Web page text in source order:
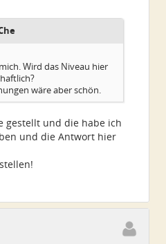
Wird das Niveau hier
wäre aber schön.
gestellt und die habe ich
und die Antwort hier